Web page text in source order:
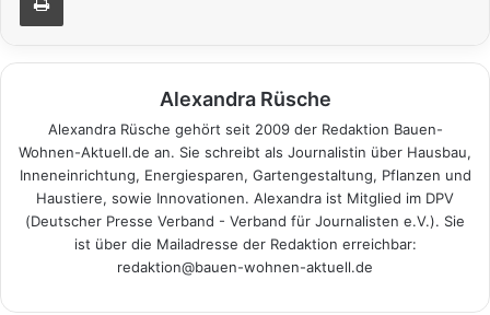
Alexandra Rüsche
Alexandra Rüsche gehört seit 2009 der Redaktion Bauen-
Wohnen-Aktuell.de an. Sie schreibt als Journalistin über Hausbau,
Inneneinrichtung, Energiesparen, Gartengestaltung, Pflanzen und
Haustiere, sowie Innovationen. Alexandra ist Mitglied im DPV
(Deutscher Presse Verband - Verband für Journalisten e.V.). Sie
ist über die Mailadresse der Redaktion erreichbar:
redaktion@bauen-wohnen-aktuell.de